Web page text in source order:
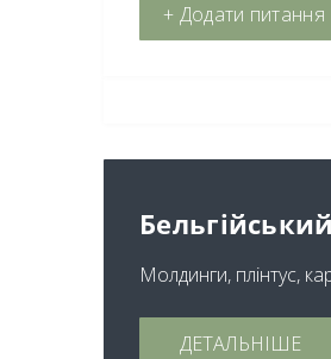
+ Додати питання
Молдинги, плінтус,
ДЕТАЛЬНІШЕ